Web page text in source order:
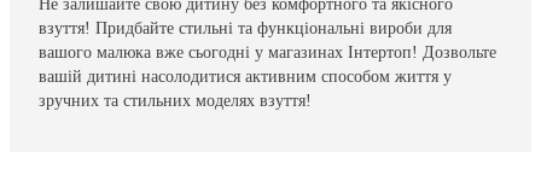
Не залишайте свою дитину без комфортного та якісного
взуття! Придбайте стильні та функціональні вироби для
вашого малюка вже сьогодні у магазинах Інтертоп! Дозвольте
вашій дитині насолодитися активним способом життя у
зручних та стильних моделях взуття!